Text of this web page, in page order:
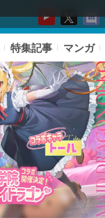
特集記事 マンガ